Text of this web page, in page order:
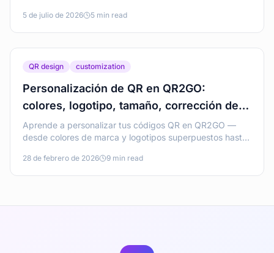
sigue siendo escaneable.
5 de julio de 2026 5 min read
QR design customization
Personalización de QR en QR2GO:
colores, logotipo, tamaño, corrección de
errores y buenas prácticas
Aprende a personalizar tus códigos QR en QR2GO —
desde colores de marca y logotipos superpuestos hasta
perder la escaneabilidad.
28 de febrero de 2026 9 min read